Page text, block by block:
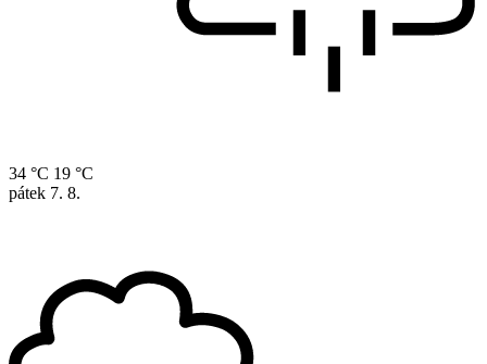
34 °C 19 °C
pátek 7. 8.